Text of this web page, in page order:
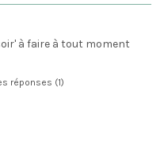
à faire à tout moment
réponses (1)